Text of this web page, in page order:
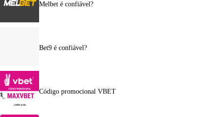
Melbet é confiável?
Bet9 é confiável?
Código promocional VBET